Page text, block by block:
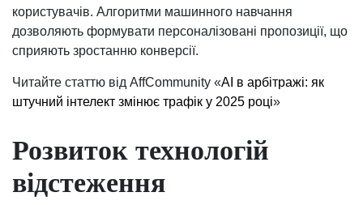
користувачів. Алгоритми машинного навчання
дозволяють формувати персоналізовані пропозиції, що
сприяють зростанню конверсії.
Читайте статтю від AffCommunity «AI в арбітражі: як
штучний інтелект змінює трафік у 2025 році»
Розвиток технологій
відстеження